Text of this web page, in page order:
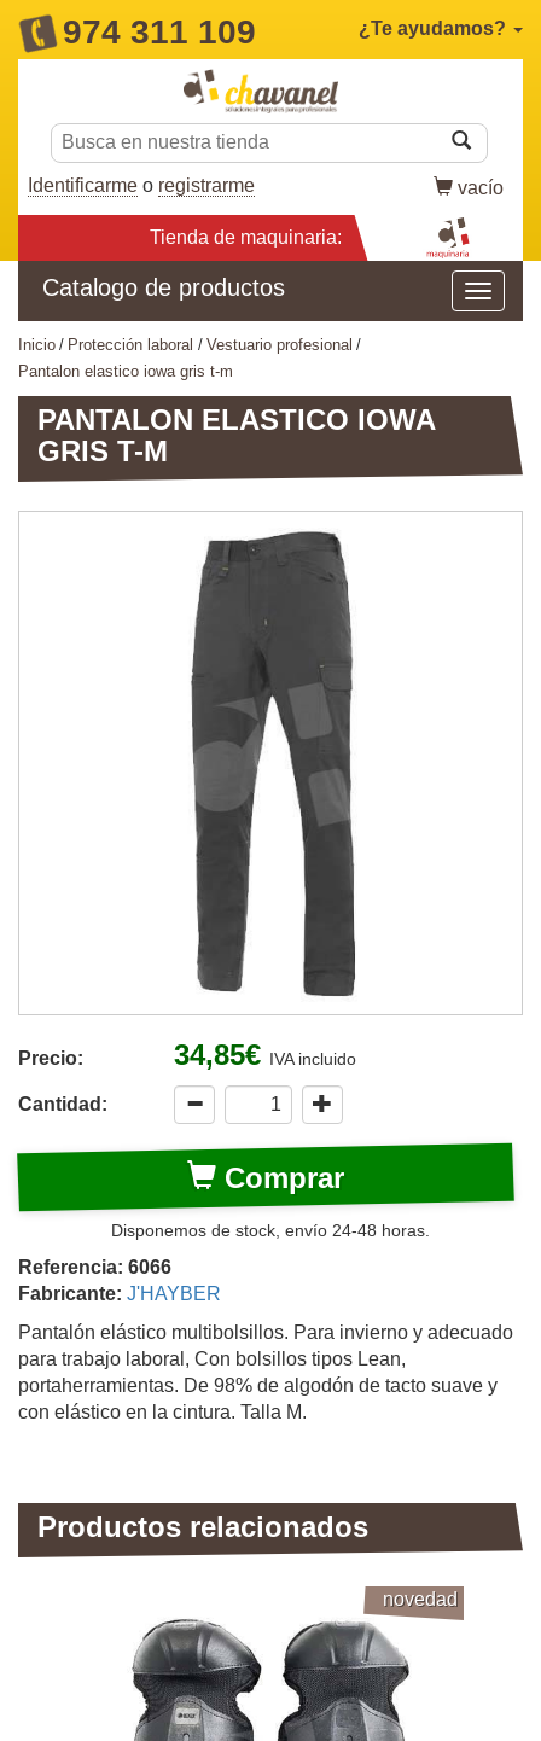
974 311 109 ¿Te ayudamos?
Identificarme o registrarme vacío
Tienda de maquinaria:
Catalogo de productos
inicio protección laboral
vestuario profesional
pantalon elastico iowa gris t-m
PANTALON ELASTICO IOWA
GRIS T-M
Precio: 34,85€ IVA incluido
Cantidad:
Comprar
Disponemos de stock, envío 24-48 horas.
Referencia: 6066
Fabricante: J'HAYBER
Pantalón elástico multibolsillos. Para invierno y adecuado
para trabajo laboral, Con bolsillos tipos Lean,
portaherramientas. De 98% de algodón de tacto suave y
con elástico en la cintura. Talla M.
Productos relacionados
novedad